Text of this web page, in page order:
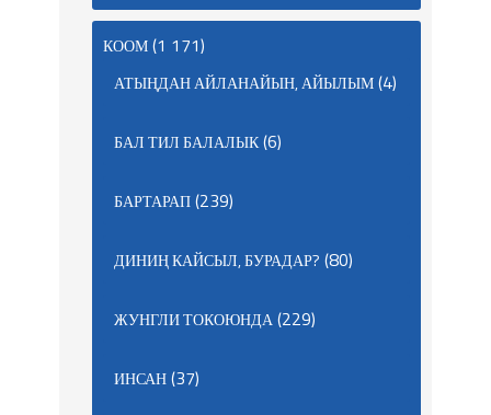
КООМ(1 171)
АТЫҢДАН АЙЛАНАЙЫН, АЙЫЛЫМ(4)
БАЛ ТИЛ БАЛАЛЫК(6)
БАРТАРАП(239)
ДИНИҢ КАЙСЫЛ, БУРАДАР? (80)
ЖУНГЛИ ТОКОЮНДА(229)
ИНСАН(37)